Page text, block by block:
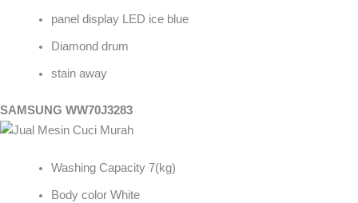
panel display LED ice blue
Diamond drum
stain away
SAMSUNG WW70J3283
Washing Capacity 7(kg)
Body color White